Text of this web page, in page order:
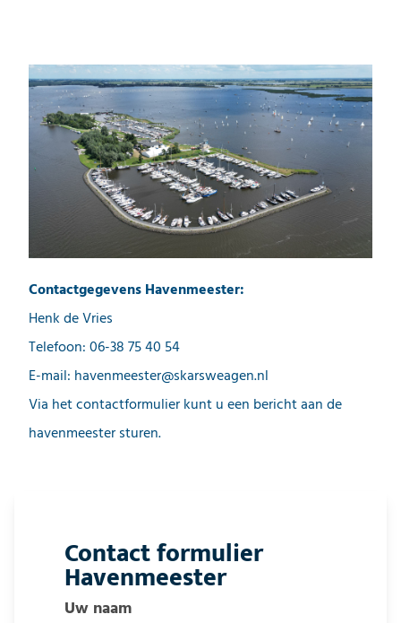
Contactgegevens Havenmeester:
Henk de Vries
Telefoon: 06-38 75 40 54
E-mail: havenmeester@skarsweagen.nl
Via het contactformulier kunt u een bericht aan de
havenmeester sturen.
Contact formulier
Havenmeester
Uw naam